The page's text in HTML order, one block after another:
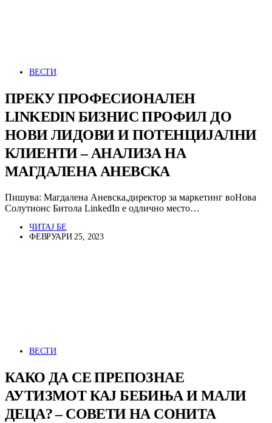
ВЕСТИ
ПРЕКУ ПРОФЕСИОНАЛЕН
LINKEDIN БИЗНИС ПРОФИЛ ДО
НОВИ ЛИДОВИ И ПОТЕНЦИЈАЛНИ
КЛИЕНТИ – АНАЛИЗА НА
МАГДАЛЕНА АНЕВСКА
Пишува: Магдалена Аневска,директор за маркетинг воНова
Солутионс Битола LinkedIn е одлично место…
ЧИТАЈ БЕ
ФЕВРУАРИ 25, 2023
ВЕСТИ
КАКО ДА СЕ ПРЕПОЗНАЕ
АУТИЗМОТ КАЈ БЕБИЊА И МАЛИ
ДЕЦА? – СОВЕТИ НА СОНИТА